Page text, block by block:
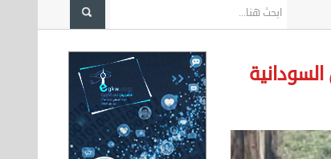
وفد من مركز الثقافة والإبداع يزور وزيرة الشؤون